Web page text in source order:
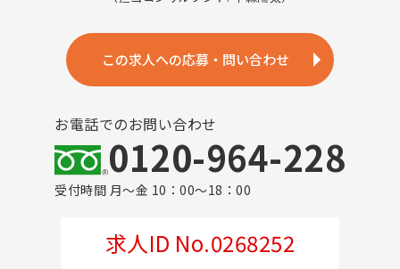
この求人への応募・問い合わせ
お電話でのお問い合わせ
0120-964-228
受付時間 月～金 10：00～18：00
求人ID No.0268252